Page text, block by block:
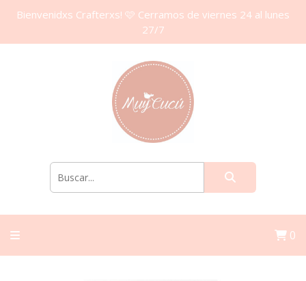
Bienvenidxs Crafterxs! 🩷 Cerramos de viernes 24 al lunes
27/7
0